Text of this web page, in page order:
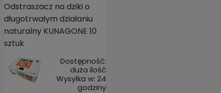
Odstraszacz na dziki o
długotrwałym działaniu
naturalny KUNAGONE 10
sztuk
Dostępność:
duża ilość
Wysyłka w: 24
godziny